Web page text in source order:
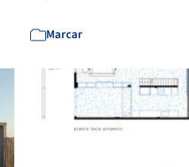
Marcar